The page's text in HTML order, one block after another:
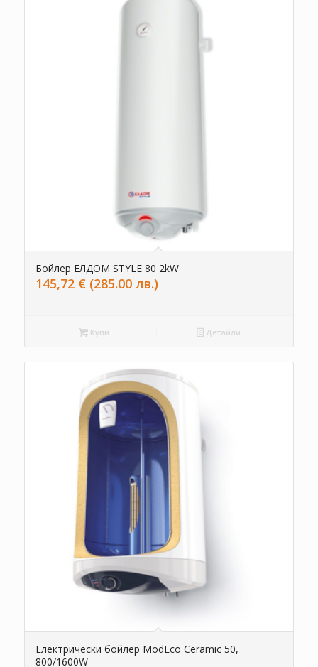
Бойлер ЕЛДОМ STYLE 80 2kW
145,72 € (285.00 лв.)
Купи Детайли
Електрически бойлер ModEco Ceramic 50,
800/1600W